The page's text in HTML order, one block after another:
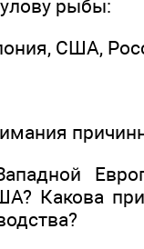
рыбы:
США,
Какова